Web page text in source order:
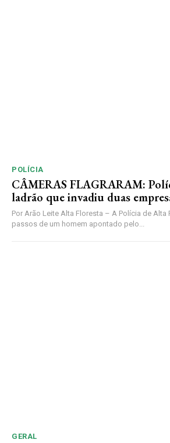
POLÍCIA
CÂMERAS FLAGRARAM:
ladrão que invadiu duas
Por Arão Leite Alta Floresta – A Polícia de Alta
passos de um homem apontado pelo...
GERAL